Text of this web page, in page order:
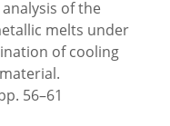
of the
melts under
of cooling
56–61